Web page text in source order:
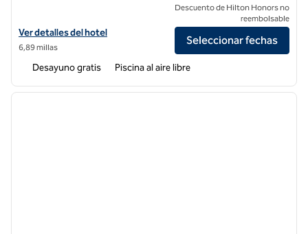
Ver detalles del hotel para Home2 Suites by Hilton Hayward
Ver detalles del hotel
6,89 millas
Descuento de Hilton Honors no
reembolsable
Seleccionar fechas
Desayuno gratis Piscina al aire libre
1 de 12